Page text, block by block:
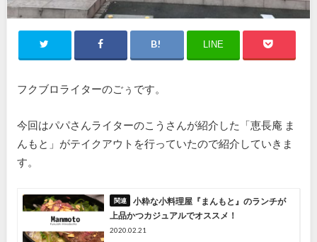
LINE
フクブロライターのごぅです。
今回はパパさんライターのこうさんが紹介した「恵長庵 ま
んもと」がテイクアウトを行っていたので紹介していきま
す。
小粋な小料理屋『まんもと』のランチが
上品かつカジュアルでオススメ！
2020.02.21